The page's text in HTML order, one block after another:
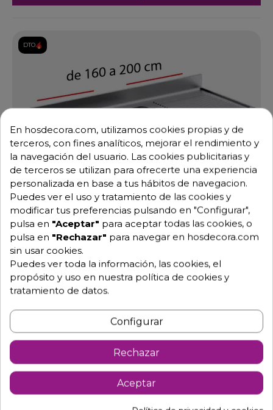
DTO.
Ref: 02-FBGD0716+
1.307,00 € -42%
Ver opciones
En hosdecora.com, utilizamos cookies propias y de
terceros, con fines analíticos, mejorar el rendimiento y
la navegación del usuario. Las cookies publicitarias y
de terceros se utilizan para ofrecerte una experiencia
personalizada en base a tus hábitos de navegacion.
Puedes ver el uso y tratamiento de las cookies y
modificar tus preferencias pulsando en "Configurar",
pulsa en "Aceptar" para aceptar todas las cookies, o
pulsa en "Rechazar" para navegar en hosdecora.com
sin usar cookies.
Puedes ver toda la información, las cookies, el
propósito y uso en nuestra política de cookies y
tratamiento de datos.
Configurar
Rechazar
Aceptar